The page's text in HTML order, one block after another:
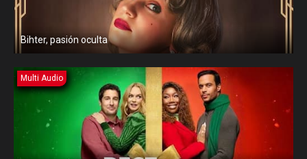
Bihter, pasión oculta
Multi Audio